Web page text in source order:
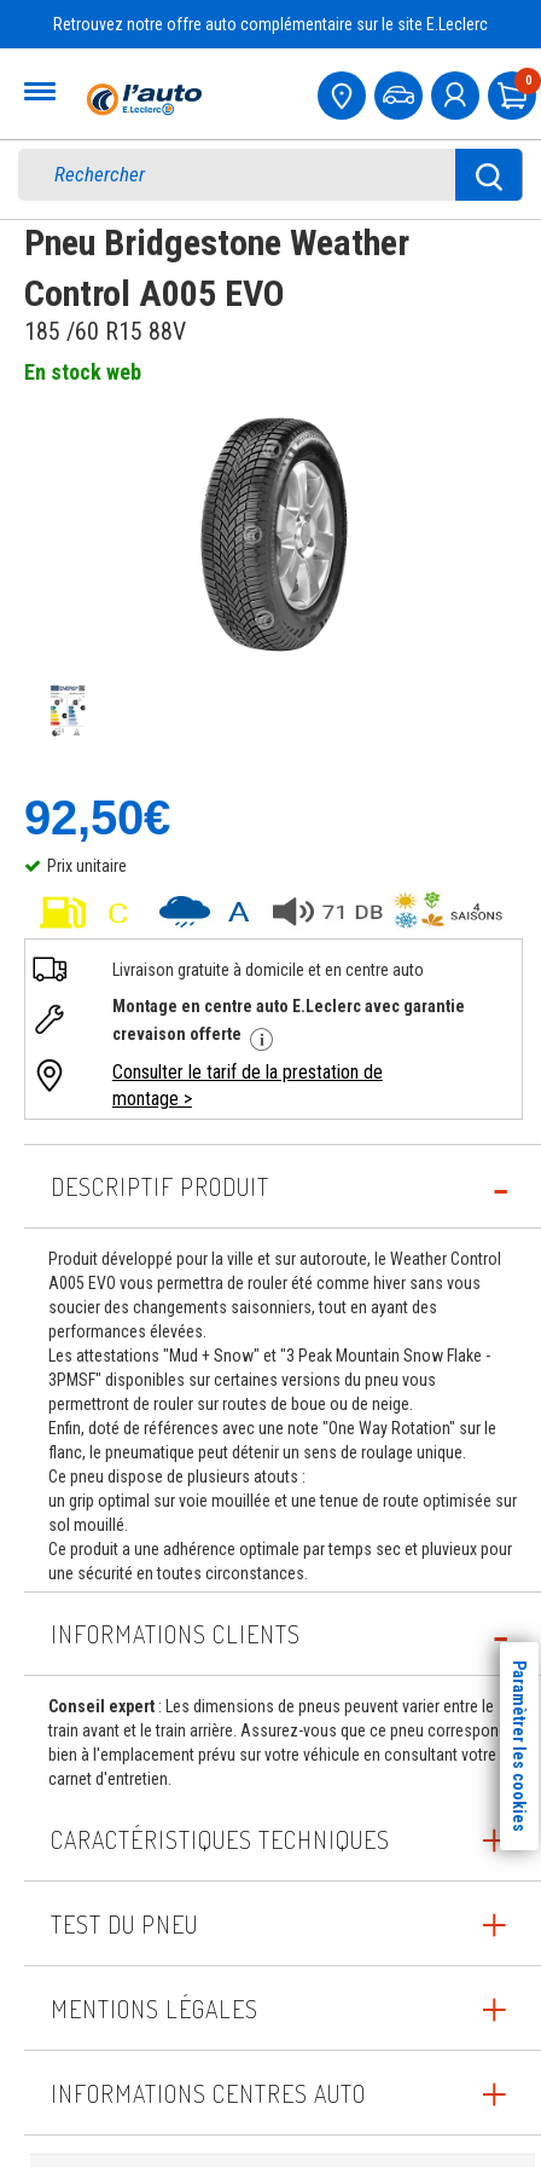
Retrouvez notre offre auto complémentaire sur le site E.Leclerc
0
Pneu Bridgestone Weather
Control A005 EVO
185 /60 R15 88V
En stock web
92,50€
Prix unitaire
Livraison gratuite à domicile et en centre auto
Montage en centre auto E.Leclerc avec garantie
crevaison offerte
Consulter le tarif de la prestation de
montage >
DESCRIPTIF PRODUIT
Produit développé pour la ville et sur autoroute, le Weather Control
A005 EVO vous permettra de rouler été comme hiver sans vous
soucier des changements saisonniers, tout en ayant des
performances élevées.
Les attestations "Mud + Snow" et "3 Peak Mountain Snow Flake -
3PMSF" disponibles sur certaines versions du pneu vous
permettront de rouler sur routes de boue ou de neige.
Enfin, doté de références avec une note "One Way Rotation" sur le
flanc, le pneumatique peut détenir un sens de roulage unique.
Ce pneu dispose de plusieurs atouts :
un grip optimal sur voie mouillée et une tenue de route optimisée sur
sol mouillé.
Ce produit a une adhérence optimale par temps sec et pluvieux pour
une sécurité en toutes circonstances.
INFORMATIONS CLIENTS
Conseil expert : Les dimensions de pneus peuvent varier entre le
train avant et le train arrière. Assurez-vous que ce pneu correspond
bien à l'emplacement prévu sur votre véhicule en consultant votre
carnet d'entretien.
CARACTÉRISTIQUES TECHNIQUES
TEST DU PNEU
MENTIONS LÉGALES
INFORMATIONS CENTRES AUTO
Paramètrer les cookies